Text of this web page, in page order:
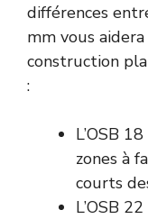
différences
mm vous
construction
:
L’OSB
zones à
courts
L’OSB